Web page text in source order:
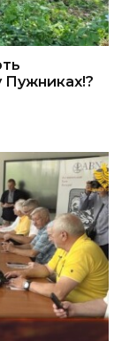
Пужниках!?